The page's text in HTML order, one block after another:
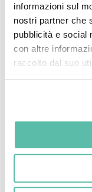
informazioni sul
nostri partner che
pubblicità e social
con altre
raccolto dal suo
Nuovo
Bonus Colonnine
disposizione 20
successivo